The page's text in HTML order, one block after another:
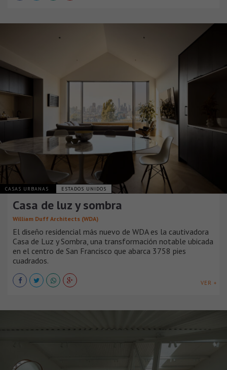
CASAS URBANAS ESTADOS UNIDOS
Casa de luz y sombra
William Duff Architects (WDA)
El diseño residencial más nuevo de WDA es la cautivadora
Casa de Luz y Sombra, una transformación notable ubicada
en el centro de San Francisco que abarca 3758 pies
cuadrados.
VER +